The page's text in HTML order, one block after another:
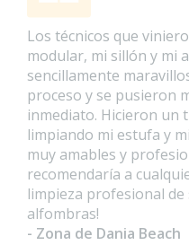
Los técnicos que
modular, mi sillón y mi
sencillamente
proceso y se pusieron
inmediato. Hicieron un
limpiando mi estufa y
muy amables y
recomendaría a
limpieza profesional de
alfombras!
- Zona de Dania Beach